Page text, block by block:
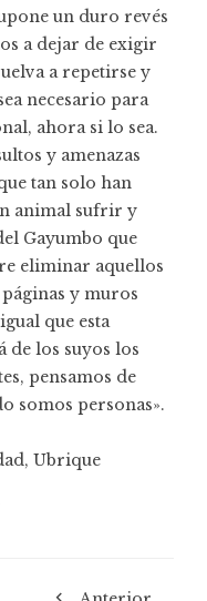
un duro revés
a dejar de exigir
a repetirse y
necesario para
ahora si lo sea.
y amenazas
tan solo han
animal sufrir y
Gayumbo que
eliminar aquellos
y muros
que esta
los suyos los
pensamos de
somos personas».
, Ubrique